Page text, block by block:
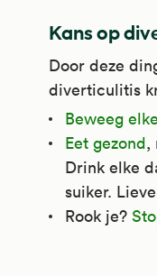
Kans op
Door deze
diverticulitis
Beweeg
Eet gezond,
Drink elke
suiker.
Rook je?